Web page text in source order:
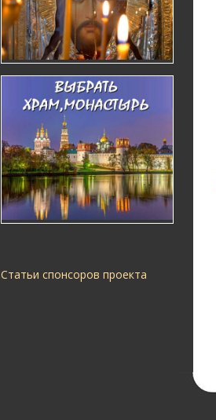
Статьи спонсоров проекта